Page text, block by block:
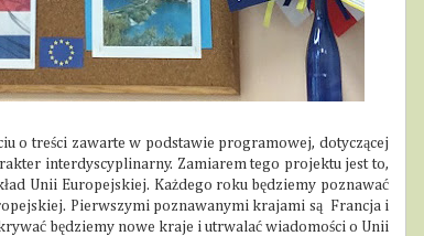
o treści zawarte w podstawie programowej, dotyczącej
interdyscyplinarny. Zamiarem tego projektu jest to,
Unii Europejskiej. Każdego roku będziemy poznawać
Pierwszymi poznawanymi krajami są Francja i
będziemy nowe kraje i utrwalać wiadomości o Unii